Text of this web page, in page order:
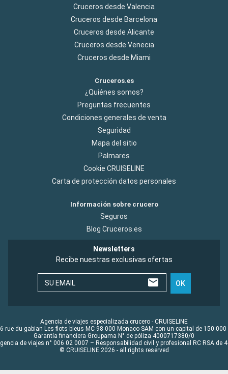
Cruceros desde Valencia
Cruceros desde Barcelona
Cruceros desde Alicante
Cruceros desde Venecia
Cruceros desde Miami
Cruceros.es
¿Quiénes somos?
Preguntas frecuentes
Condiciones generales de venta
Seguridad
Mapa del sitio
Palmares
Cookie CRUISELINE
Carta de protección datos personales
Información sobre crucero
Seguros
Blog Cruceros.es
Newsletters
Recibe nuestras exclusivas ofertas
SU EMAIL OK
Agencia de viajes especializada crucero - CRUISELINE
rue du gabian Les flots bleus MC 98 000 Monaco SAM con un capital de 150 000
Garantía financiera Groupama N° de póliza 4000717380/0
de viajes n° 006 02 0007 – Responsabilidad civil y profesional RC RSA de
© CRUISELINE 2026 - all rights reserved